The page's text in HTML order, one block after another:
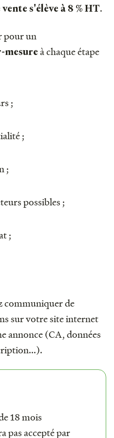
s'élève à 8 % HT.
pour un
mesureà chaque étape
;
;
;
possibles ;
;
communiquer de
sur votre site internet
annonce (CA, données
18 mois
pas accepté par